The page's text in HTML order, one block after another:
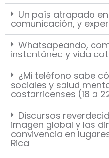
Un país atrapado
comunicación, y
Whatsapeando,
instantánea y vida
¿Mi teléfono sabe
sociales y salud
costarricenses (18 a
Discursos
imagen global y las
convivencia en
Rica